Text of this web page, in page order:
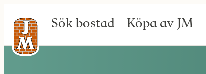
Sök bostad Köpa av JM